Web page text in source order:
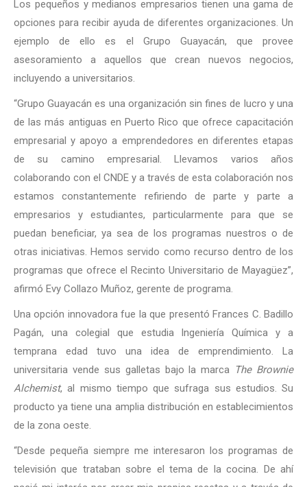
Los pequeños y medianos empresarios tienen una gama de
opciones para recibir ayuda de diferentes organizaciones. Un
ejemplo de ello es el Grupo Guayacán, que provee
asesoramiento a aquellos que crean nuevos negocios,
incluyendo a universitarios.
“Grupo Guayacán es una organización sin fines de lucro y una
de las más antiguas en Puerto Rico que ofrece capacitación
empresarial y apoyo a emprendedores en diferentes etapas
de su camino empresarial. Llevamos varios años
colaborando con el CNDE y a través de esta colaboración nos
estamos constantemente refiriendo de parte y parte a
empresarios y estudiantes, particularmente para que se
puedan beneficiar, ya sea de los programas nuestros o de
otras iniciativas. Hemos servido como recurso dentro de los
programas que ofrece el Recinto Universitario de Mayagüez”,
afirmó Evy Collazo Muñoz, gerente de programa.
Una opción innovadora fue la que presentó Frances C. Badillo
Pagán, una colegial que estudia Ingeniería Química y a
temprana edad tuvo una idea de emprendimiento. La
universitaria vende sus galletas bajo la marca
The Brownie
Alchemist, al mismo tiempo que sufraga sus estudios. Su
producto ya tiene una amplia distribución en establecimientos
de la zona oeste.
“Desde pequeña siempre me interesaron los programas de
televisión que trataban sobre el tema de la cocina. De ahí